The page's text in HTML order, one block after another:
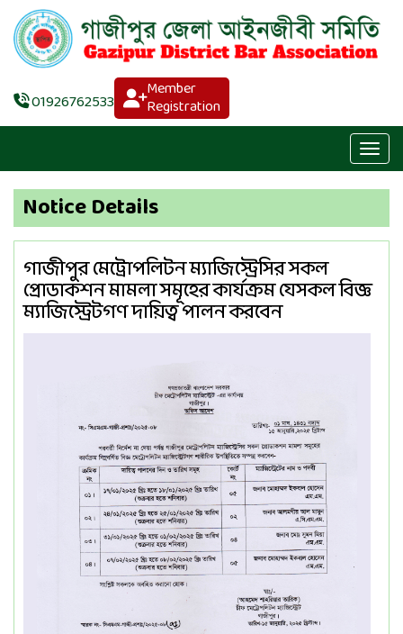
01926762533 Member
Registration
Notice Details
গাজীপুর মেট্রোপলিটন ম্যাজিস্ট্রেসির সকল
প্রোডাকশন মামলা সমূহের কার্যক্রম যেসকল বিজ্ঞ
ম্যাজিস্ট্রেটগণ দায়িত্ব পালন করবেন